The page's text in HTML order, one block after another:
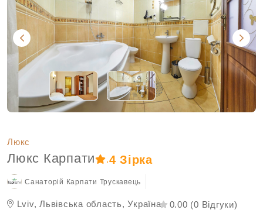
Люкс
Люкс Карпати .4 Зірка
Санаторій Карпати Трускавець
Lviv, Львівська область, Україна
0.00 (0 Відгуки)